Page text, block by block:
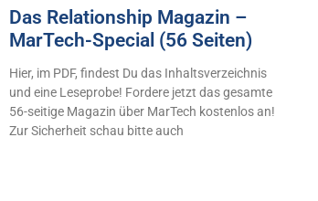
Das Relationship Magazin –
MarTech-Special (56 Seiten)
Hier, im PDF, findest Du das Inhaltsverzeichnis
und eine Leseprobe! Fordere jetzt das gesamte
56-seitige Magazin über MarTech kostenlos an!
Zur Sicherheit schau bitte auch